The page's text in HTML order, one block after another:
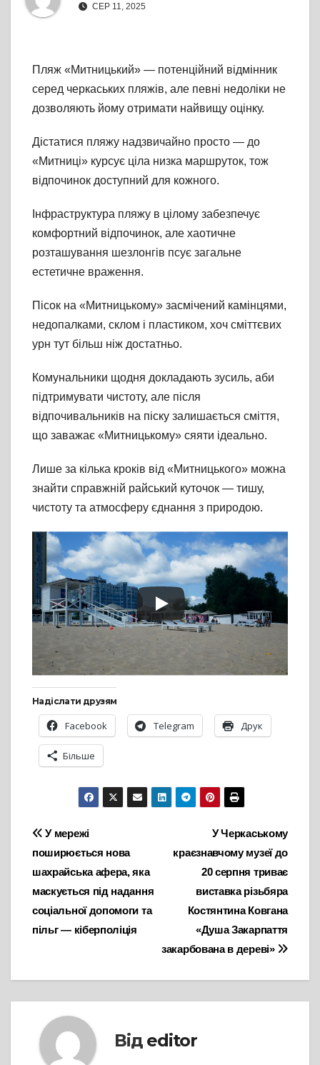
СЕР 11, 2025
Пляж «Митницький» — потенційний відмінник
серед черкаських пляжів, але певні недоліки не
дозволяють йому отримати найвищу оцінку.
Дістатися пляжу надзвичайно просто — до
«Митниці» курсує ціла низка маршруток, тож
відпочинок доступний для кожного.
Інфраструктура пляжу в цілому забезпечує
комфортний відпочинок, але хаотичне
розташування шезлонгів псує загальне
естетичне враження.
Пісок на «Митницькому» засмічений камінцями,
недопалками, склом і пластиком, хоч сміттєвих
урн тут більш ніж достатньо.
Комунальники щодня докладають зусиль, аби
підтримувати чистоту, але після
відпочивальників на піску залишається сміття,
що заважає «Митницькому» сяяти ідеально.
Лише за кілька кроків від «Митницького» можна
знайти справжній райський куточок — тишу,
чистоту та атмосферу єднання з природою.
Надіслати друзям
Facebook Telegram Друк
Більше
Навігація
записів
У Черкаському
краєзнавчому музеї до
20 серпня триває
виставка різьбяра
Костянтина Ковгана
«Душа Закарпаття
закарбована в дереві»
У мережі
поширюється нова
шахрайська афера, яка
маскується під надання
соціальної допомоги та
пільг — кіберполіція
Від editor